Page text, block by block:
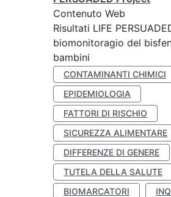
Contenuto Web
Risultati LIFE
biomonitoragio del
bambini
CONTAMINANTI CHIMICI
EPIDEMIOLOGIA
FATTORI DI RISCHIO
SICUREZZA ALIMENTARE
DIFFERENZE DI GENERE
TUTELA DELLA SALUTE
BIOMARCATORI